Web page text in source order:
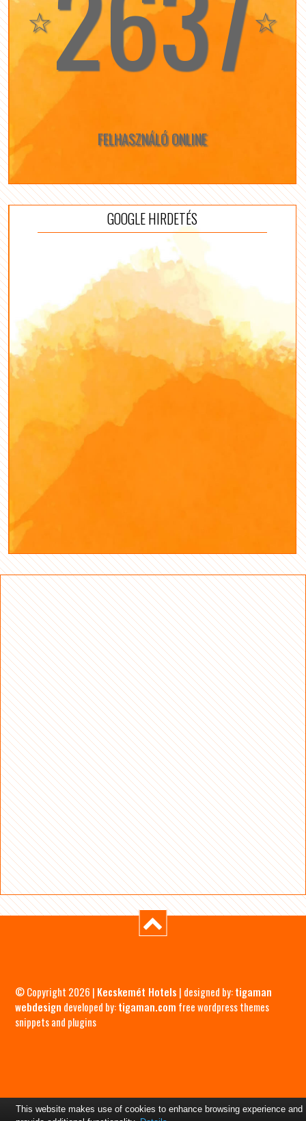
☆ ☆
FELHASZNÁLÓ ONLINE
GOOGLE HIRDETÉS
© Copyright 2026 | Kecskemét Hotels | designed by:tigaman
webdesign developed by:tigaman.com free wordpress themes
snippets and plugins
This website makes use of cookies to enhance browsing experience and